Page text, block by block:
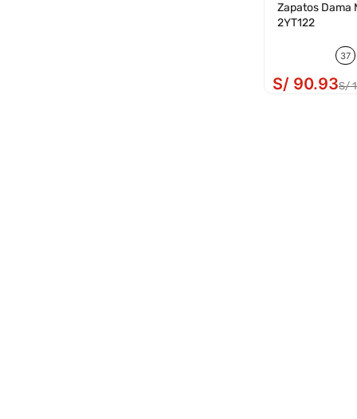
Zapatos Dama
2YT122
37
S/ 90.93S/